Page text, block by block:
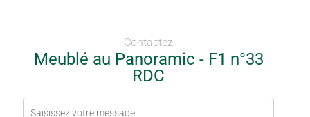
Contactez
Meublé au Panoramic - F1 n°33
RDC